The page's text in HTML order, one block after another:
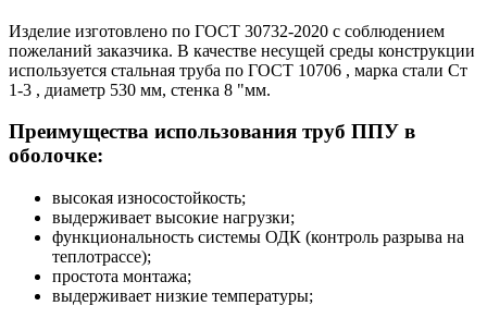
Изделие изготовлено по ГОСТ 30732-2020 с соблюдением
пожеланий заказчика. В качестве несущей среды конструкции
используется стальная труба по ГОСТ 10706 , марка стали Ст
1-3 , диаметр 530 мм, стенка 8 "мм.
Преимущества использования труб ППУ в
оболочке:
высокая износостойкость;
выдерживает высокие нагрузки;
функциональность системы ОДК (контроль разрыва на
теплотрассе);
простота монтажа;
выдерживает низкие температуры;